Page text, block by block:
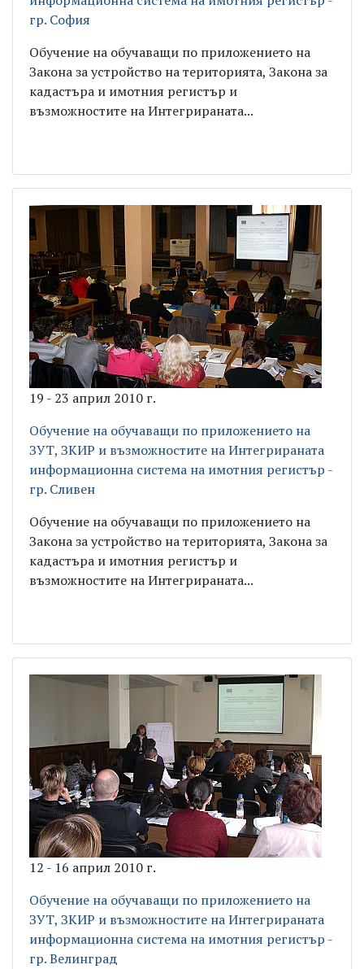
гр. София
Обучение на обучаващи по приложението на
Закона за устройство на територията, Закона за
кадастъра и имотния регистър и
възможностите на Интегрираната...
19 - 23 април 2010 г.
Обучение на обучаващи по приложението на
ЗУТ, ЗКИР и възможностите на Интегрираната
информационна система на имотния регистър -
гр. Сливен
Обучение на обучаващи по приложението на
Закона за устройство на територията, Закона за
кадастъра и имотния регистър и
възможностите на Интегрираната...
12 - 16 април 2010 г.
Обучение на обучаващи по приложението на
ЗУТ, ЗКИР и възможностите на Интегрираната
информационна система на имотния регистър -
гр. Велинград